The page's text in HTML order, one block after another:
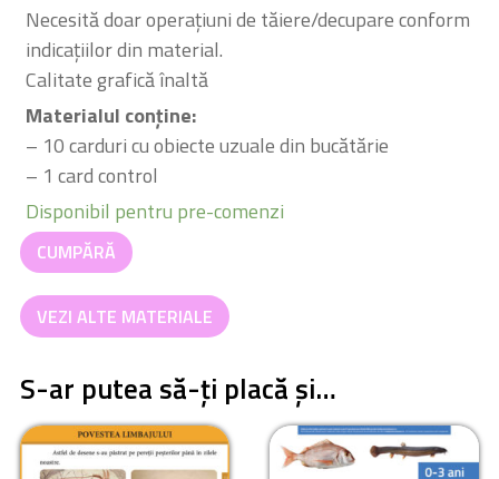
Necesită doar operațiuni de tăiere/decupare conform
indicațiilor din material.
Calitate grafică înaltă
Materialul conține:
– 10 carduri cu obiecte uzuale din bucătărie
– 1 card control
Disponibil pentru pre-comenzi
Cantitate
Bucătărie
(0-
3
CUMPĂRĂ
VEZI ALTE MATERIALE
S-ar putea să-ți placă și…